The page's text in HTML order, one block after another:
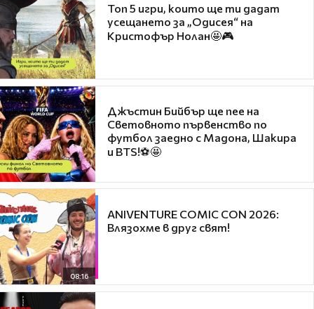
Топ 5 игри, които ще ти дадат
усещането за „Одисея“ на
Кристофър Нолан🤩🎮
Джъстин Бийбър ще пее на
Световното първенство по
футбол заедно с Мадона, Шакира
и BTS!⚽🤩
08:16
ANIVENTURE COMIC CON 2026:
Влязохме в друг свят!